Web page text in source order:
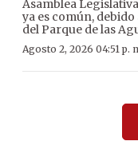
Asamblea
ya es común,
del Parque de las
Agosto 2, 2026 04:51 p.